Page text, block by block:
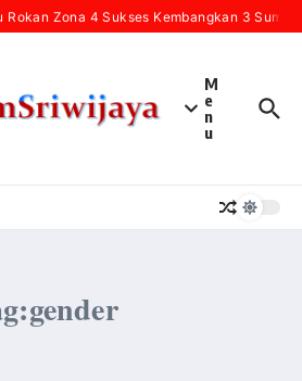
Rokan Zona 4 Sukses Kembangkan 3
M
e
n
u